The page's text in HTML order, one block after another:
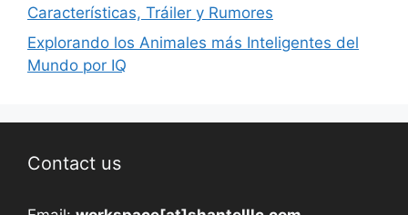
Características, Tráiler y Rumores
Explorando los Animales más Inteligentes del
Mundo por IQ
Contact us